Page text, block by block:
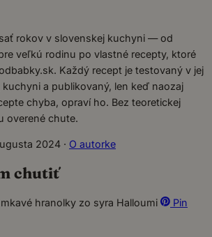
rokov v slovenskej kuchyni — od
veľkú rodinu po vlastné recepty, ktoré
Každý recept je testovaný v jej
a publikovaný, len keď naozaj
chyba, opraví ho. Bez teoretickej
overené chute.
2024 · O autorke
chutiť
Pin